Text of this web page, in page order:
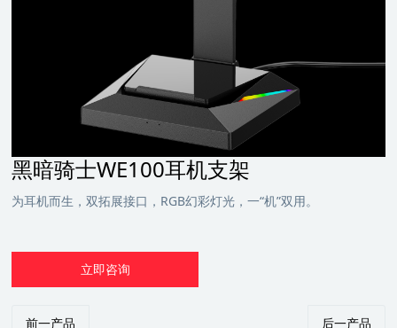
黑暗骑士WE100耳机支架
为耳机而生，双拓展接口，RGB幻彩灯光，一“机”双用。
立即咨询
前一产品 后一产品